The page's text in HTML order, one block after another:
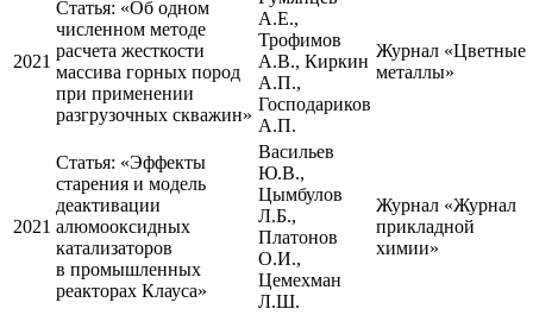
2021
Статья: «Об одном
численном методе
расчета жесткости
массива горных пород
при применении
разгрузочных скважин»
А.Е.,
Трофимов
А.В., Киркин
А.П.,
Господариков
А.П.
Журнал «Цветные
металлы»
2021
Статья: «Эффекты
старения и модель
деактивации
алюмооксидных
катализаторов
в промышленных
реакторах Клауса»
Васильев
Ю.В.,
Цымбулов
Л.Б.,
Платонов
О.И.,
Цемехман
Л.Ш.
Журнал «Журнал
прикладной
химии»